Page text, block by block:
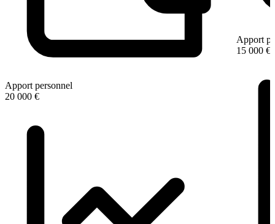
Apport personnel
20 000 €
Apport
15 000 €